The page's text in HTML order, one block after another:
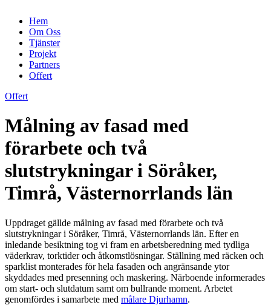
Hem
Om Oss
Tjänster
Projekt
Partners
Offert
Offert
Målning av fasad med
förarbete och två
slutstrykningar i Söråker,
Timrå, Västernorrlands län
Uppdraget gällde målning av fasad med förarbete och två
slutstrykningar i Söråker, Timrå, Västernorrlands län. Efter en
inledande besiktning tog vi fram en arbetsberedning med tydliga
väderkrav, torktider och åtkomstlösningar. Ställning med räcken och
sparklist monterades för hela fasaden och angränsande ytor
skyddades med presenning och maskering. Närboende informerades
om start- och slutdatum samt om bullrande moment. Arbetet
genomfördes i samarbete med målare Djurhamn.